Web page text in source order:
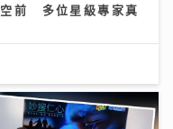
前 多位星級專家真